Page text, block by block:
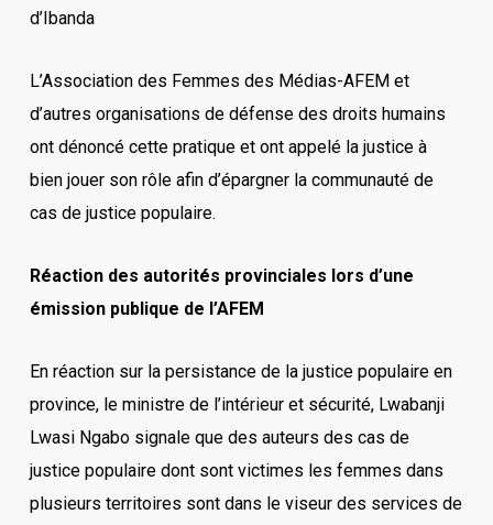
d’Ibanda
L’Association des Femmes des Médias-AFEM et
d’autres organisations de défense des droits humains
ont dénoncé cette pratique et ont appelé la justice à
bien jouer son rôle afin d’épargner la communauté de
cas de justice populaire.
Réaction des autorités provinciales lors d’une
émission publique de l’AFEM
En réaction sur la persistance de la justice populaire en
province, le ministre de l’intérieur et sécurité, Lwabanji
Lwasi Ngabo signale que des auteurs des cas de
justice populaire dont sont victimes les femmes dans
plusieurs territoires sont dans le viseur des services de